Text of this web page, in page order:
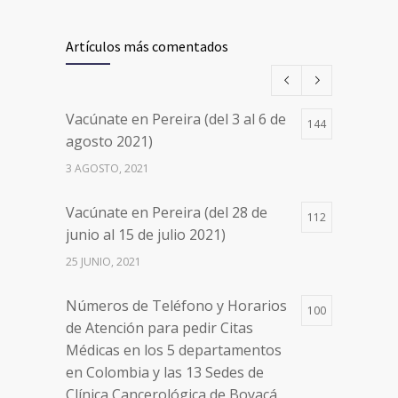
de agosto 2021) mayores de 20
años
Números de Teléfono y Horarios
de Atención para pedir Citas
Médicas en los 5 departamentos
Clínica Cancerológica de Boyacá,
Oncólogos del Occidente y Unión
de Cirujanos
Artículos más comentados
Vacúnate en Pereira (del 3 al 6 de
agosto 2021)
144
3 AGOSTO, 2021
Vacúnate en Pereira (del 28 de
junio al 15 de julio 2021)
112
25 JUNIO, 2021
Números de Teléfono y Horarios
de Atención para pedir Citas
Médicas en los 5 departamentos
en Colombia y las 13 Sedes de
100